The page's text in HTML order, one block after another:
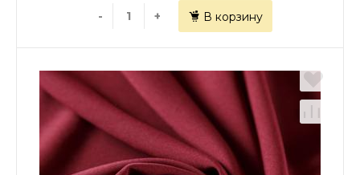
- + В корзину